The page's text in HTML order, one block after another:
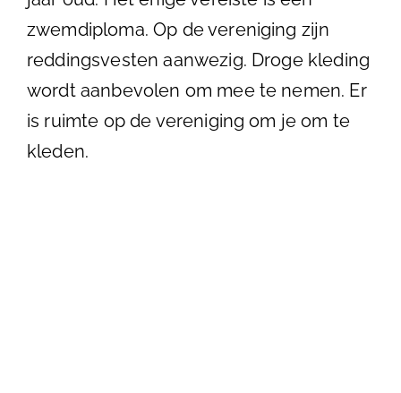
zwemdiploma. Op de vereniging zijn
reddingsvesten aanwezig. Droge kleding
wordt aanbevolen om mee te nemen. Er
is ruimte op de vereniging om je om te
kleden.